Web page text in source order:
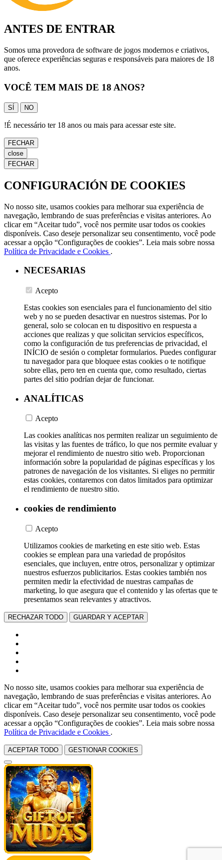
ANTES DE ENTRAR
Somos uma provedora de software de jogos modernos e criativos,
que oferece experiências seguras e responsáveis para maiores de 18
anos.
VOCÊ TEM MAIS DE 18 ANOS?
SÍ NO
!É necessário ter 18 anos ou mais para acessar este site.
FECHAR
close
FECHAR
CONFIGURACIÓN DE COOKIES
No nosso site, usamos cookies para melhorar sua experiência de
navegação, lembrando de suas preferências e visitas anteriores. Ao
clicar em “Aceitar tudo”, você nos permite usar todos os cookies
disponíveis. Caso deseje personalizar seu consentimento, você pode
acessar a opção “Configurações de cookies”. Leia mais sobre nossa
Política de Privacidade e Cookies .
NECESARIAS
Acepto
Estas cookies son esenciales para el funcionamiento del sitio
web y no se pueden desactivar en nuestros sistemas. Por lo
general, solo se colocan en tu dispositivo en respuesta a
acciones que realizas y que solicitan servicios específicos,
como la configuración de tus preferencias de privacidad, el
INÍCIO de sesión o completar formularios. Puedes configurar
tu navegador para que bloquee estas cookies o te notifique
sobre ellas, pero ten en cuenta que, como resultado, ciertas
partes del sitio podrían dejar de funcionar.
ANALÍTICAS
Acepto
Las cookies analíticas nos permiten realizar un seguimiento de
las visitas y las fuentes de tráfico, lo que nos permite evaluar y
mejorar el rendimiento de nuestro sitio web. Proporcionan
información sobre la popularidad de páginas específicas y los
patrones de navegación de los visitantes. Si eliges no permitir
estas cookies, contaremos con datos limitados para optimizar
el rendimiento de nuestro sitio.
cookies de rendimiento
Acepto
Utilizamos cookies de marketing en este sitio web. Estas
cookies se emplean para una variedad de propósitos
esenciales, que incluyen, entre otros, personalizar y optimizar
nuestros esfuerzos publicitarios. Estas cookies también nos
permiten medir la efectividad de nuestras campañas de
marketing, lo que asegura que el contenido y las ofertas que te
presentamos sean relevantes y atractivos.
RECHAZAR TODO GUARDAR Y ACEPTAR
No nosso site, usamos cookies para melhorar sua experiência de
navegação, lembrando de suas preferências e visitas anteriores. Ao
clicar em “Aceitar tudo”, você nos permite usar todos os cookies
disponíveis. Caso deseje personalizar seu consentimento, você pode
acessar a opção “Configurações de cookies”. Leia mais sobre nossa
Política de Privacidade e Cookies .
ACEPTAR TODO GESTIONAR COOKIES